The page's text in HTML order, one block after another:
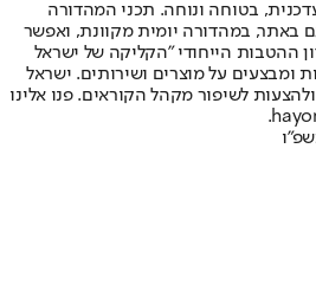
בטוחה ונוחה. תכני המהדורה
באתר, במהדורה יומית מקוונת, ואפשר
ההטבות הייחודי "הקליקה של ישראל
ומבצעים על מוצרים ושירותים. ישראל
לשיפור מקהל הקוראים. פנו אלינו